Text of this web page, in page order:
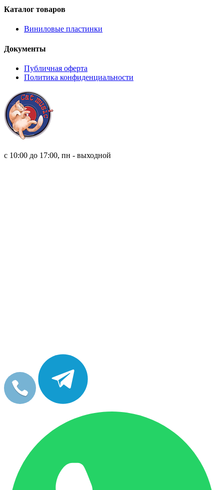
Каталог товаров
Виниловые пластинки
Документы
Публичная оферта
Политика конфиденциальности
с 10:00 до 17:00, пн - выходной